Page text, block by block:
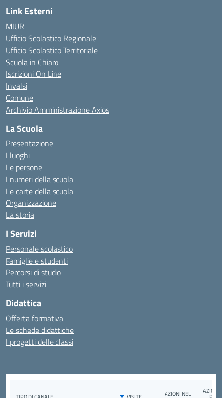
Link Esterni
MIUR
Ufficio Scolastico Regionale
Ufficio Scolastico Territoriale
Scuola in Chiaro
Iscrizioni On Line
Invalsi
Comune
Archivio Amministrazione Axios
La Scuola
Presentazione
I luoghi
Le persone
I numeri della scuola
Le carte della scuola
Organizzazione
La storia
I Servizi
Personale scolastico
Famiglie e studenti
Percorsi di studio
Tutti i servizi
Didattica
Offerta formativa
Le schede didattiche
I progetti delle classi